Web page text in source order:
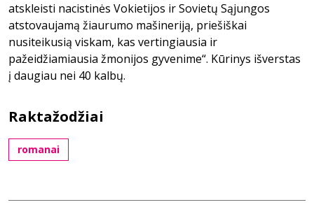
atskleisti nacistinės Vokietijos ir Sovietų Sąjungos
atstovaujamą žiaurumo mašineriją, priešiškai
nusiteikusią viskam, kas vertingiausia ir
pažeidžiamiausia žmonijos gyvenime“. Kūrinys išverstas
į daugiau nei 40 kalbų.
Raktažodžiai
romanai